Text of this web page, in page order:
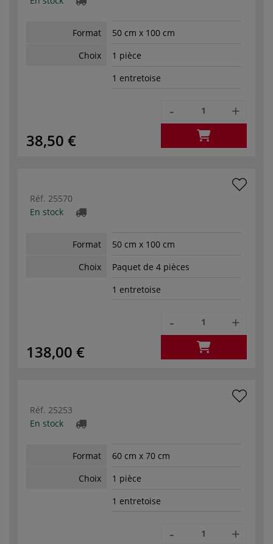
Format
50 cm x 100 cm
Choix
1 pièce
1 entretoise
38,50 €
- +
Réf. 25570
En stock
Format
50 cm x 100 cm
Choix
Paquet de 4 pièces
1 entretoise
138,00 €
- +
Réf. 25253
En stock
Format
60 cm x 70 cm
Choix
1 pièce
1 entretoise
- +